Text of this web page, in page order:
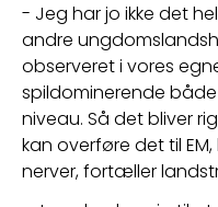
- Jeg har jo ikke det
andre
observeret i vores
spildominerende
niveau. Så det bliver
kan overføre det til
nerver, fortæller